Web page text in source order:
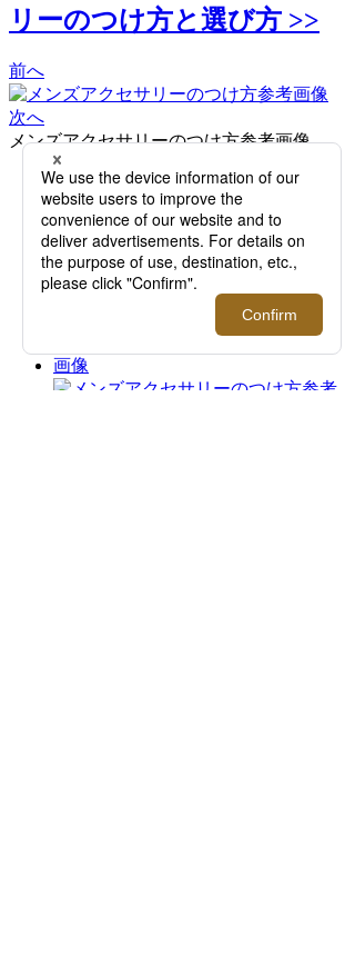
リーのつけ方と選び方 >>
前へ
次へ
メンズアクセサリーのつけ方参考画像